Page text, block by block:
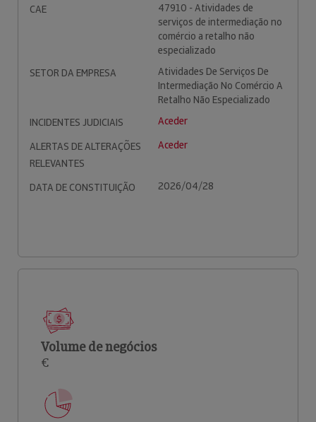
CAE
47910 - Atividades de
serviços de intermediação no
comércio a retalho não
especializado
SETOR DA EMPRESA
Atividades De Serviços De
Intermediação No Comércio A
Retalho Não Especializado
INCIDENTES JUDICIAIS
Aceder
ALERTAS DE ALTERAÇÕES
RELEVANTES
Aceder
DATA DE CONSTITUIÇÃO 2026/04/28
Volume de negócios
€